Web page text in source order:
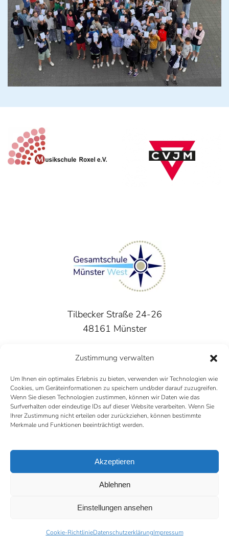
Zustimmung verwalten
Um Ihnen ein optimales Erlebnis zu bieten, verwenden wir Technologien wie
Cookies, um Geräteinformationen zu speichern und/oder darauf zuzugreifen.
Wenn Sie diesen Technologien zustimmen, können wir Daten wie das
Surfverhalten oder eindeutige IDs auf dieser Website verarbeiten. Wenn Sie
Ihrer Zustimmung nicht erteilen oder zurückziehen, können bestimmte
Merkmale und Funktionen beeinträchtigt werden.
Akzeptieren
Ablehnen
Einstellungen ansehen
Cookie-RichtlinieDatenschutzerklärungImpressum
Tilbecker Straße 24-26
48161 Münster
Tel.: 0251 - 98 62 32 50
Instagram
Impressum
Datenschutzerklärung
Cookie-Richtlinien
Gesamtschule Münster-West/ erstellt durch: